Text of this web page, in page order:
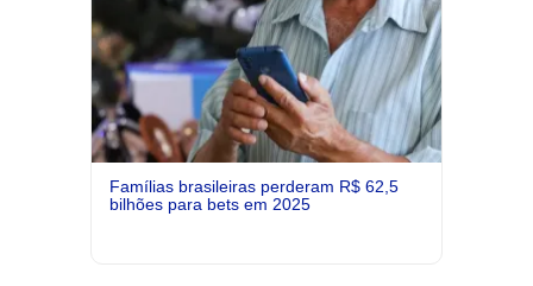
Famílias brasileiras perderam R$ 62,5
bilhões para bets em 2025